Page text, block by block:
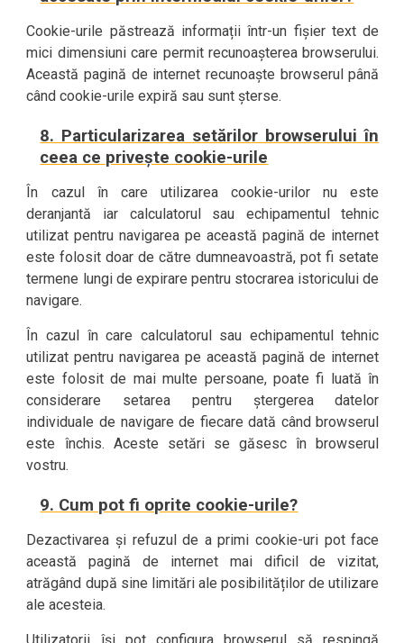
Cookie-urile păstrează informații într-un fișier text de
mici dimensiuni care permit recunoașterea browserului.
Această pagină de internet recunoaște browserul până
când cookie-urile expiră sau sunt șterse.
8. Particularizarea setărilor browserului în
ceea ce privește cookie-urile
În cazul în care utilizarea cookie-urilor nu este
deranjantă iar calculatorul sau echipamentul tehnic
utilizat pentru navigarea pe această pagină de internet
este folosit doar de către dumneavoastră, pot fi setate
termene lungi de expirare pentru stocrarea istoricului de
navigare.
În cazul în care calculatorul sau echipamentul tehnic
utilizat pentru navigarea pe această pagină de internet
este folosit de mai multe persoane, poate fi luată în
considerare setarea pentru ștergerea datelor
individuale de navigare de fiecare dată când browserul
este închis. Aceste setări se găsesc în browserul
vostru.
9. Cum pot fi oprite cookie-urile?
Dezactivarea și refuzul de a primi cookie-uri pot face
această pagină de internet mai dificil de vizitat,
atrăgând după sine limitări ale posibilităților de utilizare
ale acesteia.